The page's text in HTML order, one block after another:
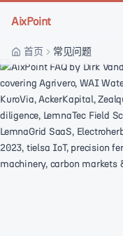
AixPoint
首页 常见问题